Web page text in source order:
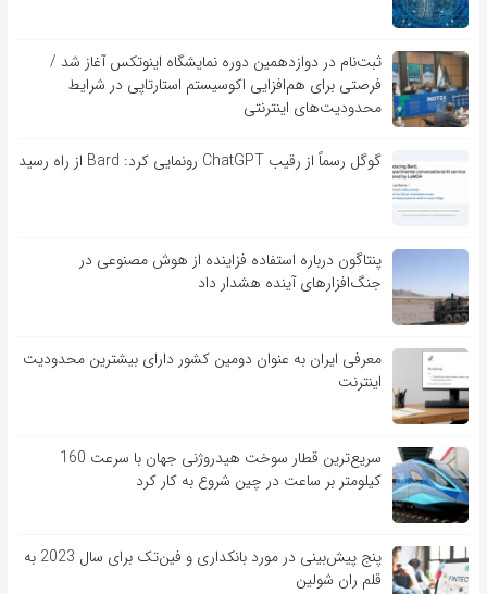
ثبت‌نام در دوازدهمین دوره نمایشگاه اینوتکس آغاز شد /
فرصتی برای هم‌افزایی اکوسیستم استارتاپی در شرایط
محدودیت‌های اینترنتی
گوگل رسماً از رقیب ChatGPT رونمایی کرد: Bard از راه رسید
پنتاگون درباره استفاده فزاینده از هوش مصنوعی در
جنگ‌افزارهای آینده هشدار داد
معرفی ایران به عنوان دومین کشور دارای بیشترین محدودیت
اینترنت
سریع‌ترین قطار سوخت هیدروژنی جهان با سرعت 160
کیلومتر بر ساعت در چین شروع به کار کرد
پنج پیش‌بینی در مورد بانکداری و فین‌تک برای سال 2023 به
قلم ران شولین